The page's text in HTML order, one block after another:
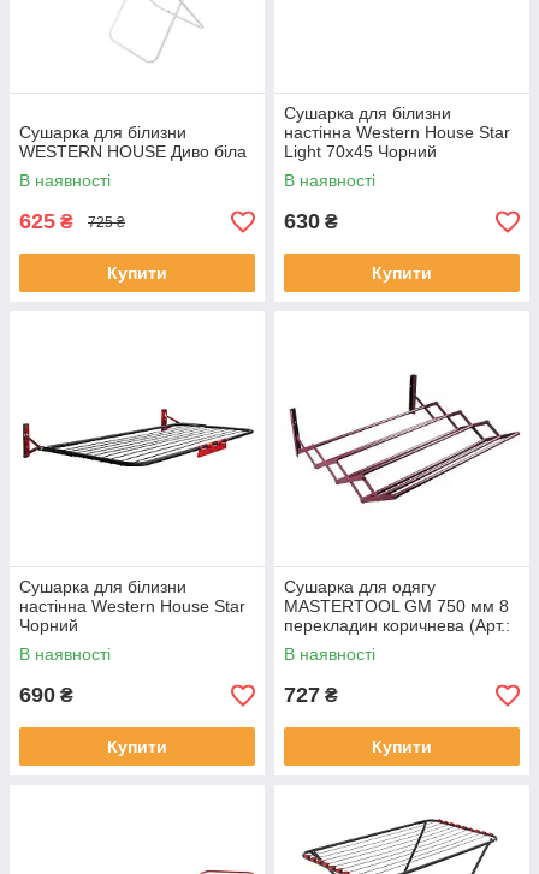
Сушарка для білизни
WESTERN HOUSE Диво біла
В наявності
625 ₴ 725 ₴
Купити
Сушарка для білизни
настінна Western House Star
Light 70x45 Чорний
В наявності
630 ₴
Купити
Сушарка для білизни
настінна Western House Star
Чорний
В наявності
690 ₴
Купити
Сушарка для одягу
MASTERTOOL GM 750 мм 8
перекладин коричнева (Арт.:
92-1777)
В наявності
727 ₴
Купити